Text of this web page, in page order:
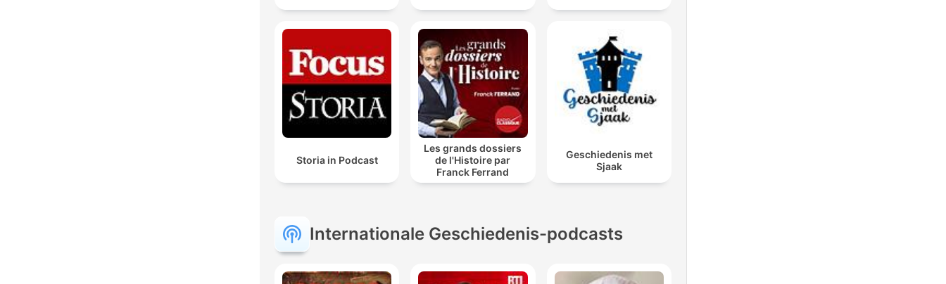
Storia in Podcast
Les grands dossiers
de l'Histoire par
Franck Ferrand
Geschiedenis met
Sjaak
Internationale Geschiedenis-podcasts